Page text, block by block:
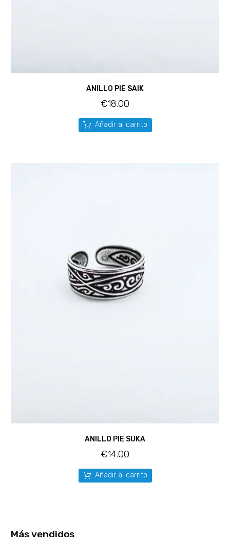
ANILLO PIE SAIK
€18.00
Añadir al carrito
ANILLO PIE SUKA
€14.00
Añadir al carrito
Más vendidos